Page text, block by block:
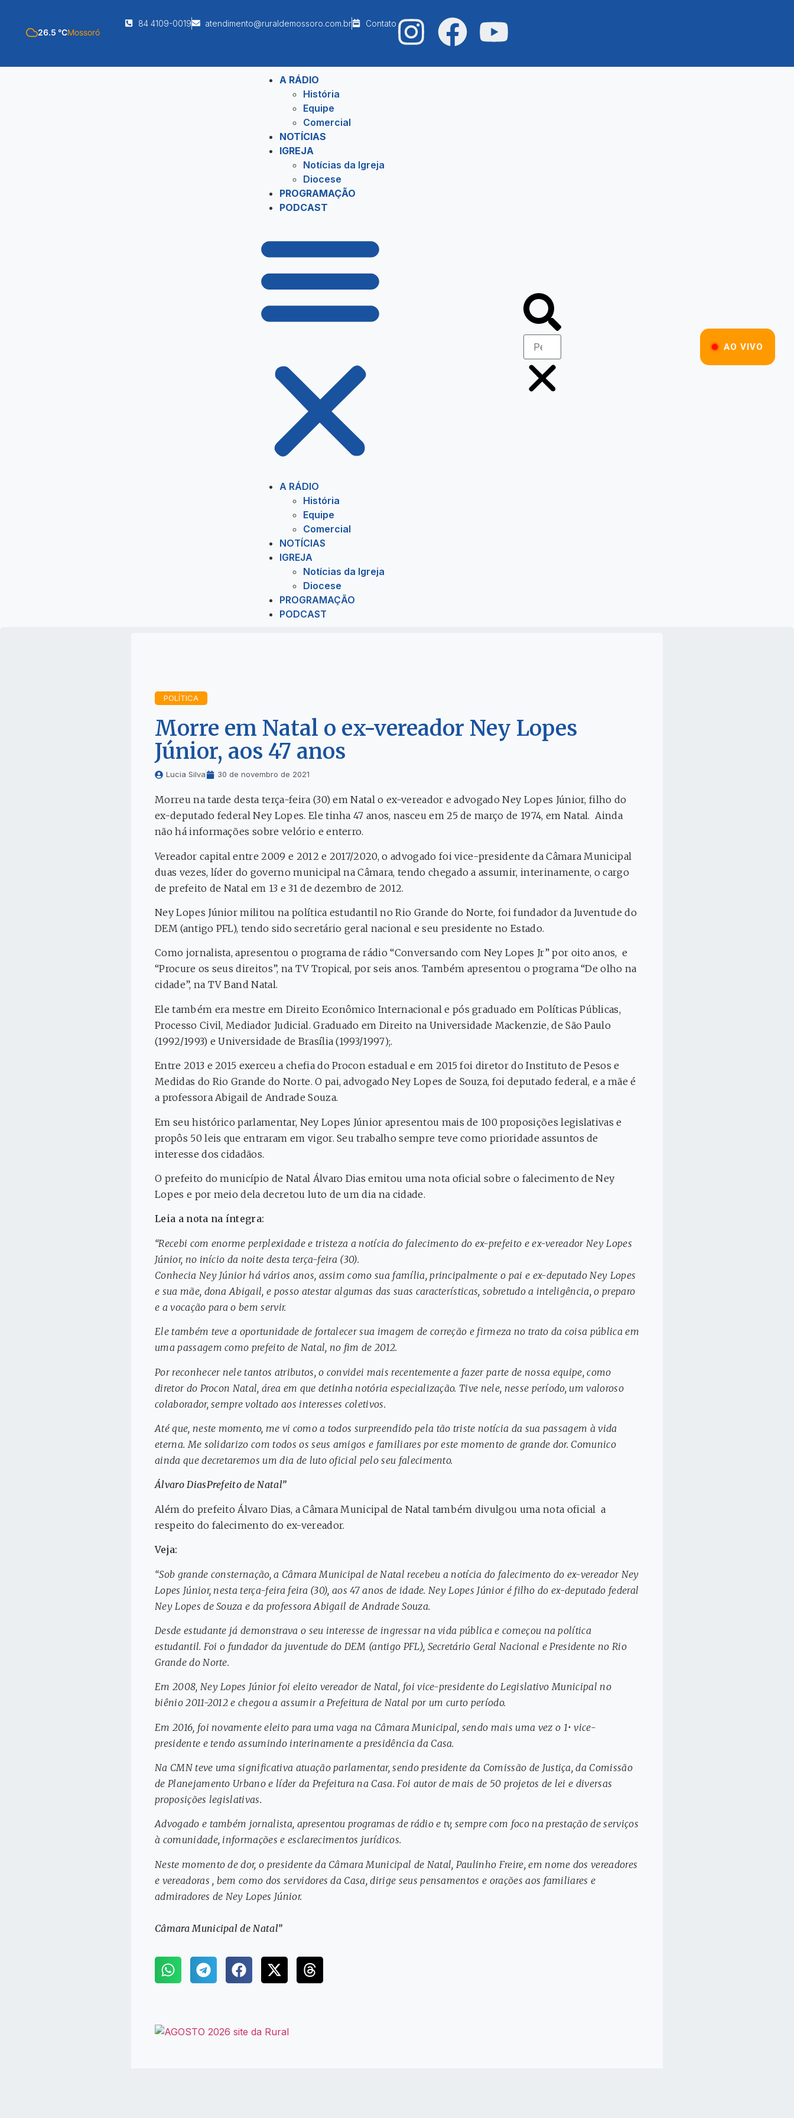
26.5 °CMossoró
84 4109-0019 atendimento@ruraldemossoro.com.br Contato
A RÁDIO
História
Equipe
Comercial
NOTÍCIAS
IGREJA
Notícias da Igreja
Diocese
PROGRAMAÇÃO
PODCAST
A RÁDIO
História
Equipe
Comercial
NOTÍCIAS
IGREJA
Notícias da Igreja
Diocese
PROGRAMAÇÃO
PODCAST
AO VIVO
POLÍTICA
Morre em Natal o ex-vereador Ney Lopes
Júnior, aos 47 anos
Lucia Silva 30 de novembro de 2021
Morreu na tarde desta terça-feira (30) em Natal o ex-vereador e advogado Ney Lopes Júnior, filho do
ex-deputado federal Ney Lopes. Ele tinha 47 anos, nasceu em 25 de março de 1974, em Natal. Ainda
não há informações sobre velório e enterro.
Vereador capital entre 2009 e 2012 e 2017/2020, o advogado foi vice-presidente da Câmara Municipal
duas vezes, líder do governo municipal na Câmara, tendo chegado a assumir, interinamente, o cargo
de prefeito de Natal em 13 e 31 de dezembro de 2012.
Ney Lopes Júnior militou na política estudantil no Rio Grande do Norte, foi fundador da Juventude do
DEM (antigo PFL), tendo sido secretário geral nacional e seu presidente no Estado.
Como jornalista, apresentou o programa de rádio “Conversando com Ney Lopes Jr” por oito anos, e
“Procure os seus direitos”, na TV Tropical, por seis anos. Também apresentou o programa “De olho na
cidade”, na TV Band Natal.
Ele também era mestre em Direito Econômico Internacional e pós graduado em Políticas Públicas,
Processo Civil, Mediador Judicial. Graduado em Direito na Universidade Mackenzie, de São Paulo
(1992/1993) e Universidade de Brasília (1993/1997);.
Entre 2013 e 2015 exerceu a chefia do Procon estadual e em 2015 foi diretor do Instituto de Pesos e
Medidas do Rio Grande do Norte. O pai, advogado Ney Lopes de Souza, foi deputado federal, e a mãe é
a professora Abigail de Andrade Souza.
Em seu histórico parlamentar, Ney Lopes Júnior apresentou mais de 100 proposições legislativas e
propôs 50 leis que entraram em vigor. Seu trabalho sempre teve como prioridade assuntos de
interesse dos cidadãos.
O prefeito do município de Natal Álvaro Dias emitou uma nota oficial sobre o falecimento de Ney
Lopes e por meio dela decretou luto de um dia na cidade.
Leia a nota na íntegra:
“Recebi com enorme perplexidade e tristeza a notícia do falecimento do ex-prefeito e ex-vereador Ney Lopes
Júnior, no início da noite desta terça-feira (30).
Conhecia Ney Júnior há vários anos, assim como sua família, principalmente o pai e ex-deputado Ney Lopes
e sua mãe, dona Abigail, e posso atestar algumas das suas características, sobretudo a inteligência, o preparo
e a vocação para o bem servir.
Ele também teve a oportunidade de fortalecer sua imagem de correção e firmeza no trato da coisa pública em
uma passagem como prefeito de Natal, no fim de 2012.
Por reconhecer nele tantos atributos, o convidei mais recentemente a fazer parte de nossa equipe, como
diretor do Procon Natal, área em que detinha notória especialização. Tive nele, nesse período, um valoroso
colaborador, sempre voltado aos interesses coletivos.
Até que, neste momento, me vi como a todos surpreendido pela tão triste notícia da sua passagem à vida
eterna. Me solidarizo com todos os seus amigos e familiares por este momento de grande dor. Comunico
ainda que decretaremos um dia de luto oficial pelo seu falecimento.
Álvaro DiasPrefeito de Natal”
Além do prefeito Álvaro Dias, a Câmara Municipal de Natal também divulgou uma nota oficial a
respeito do falecimento do ex-vereador.
Veja:
“Sob grande consternação, a Câmara Municipal de Natal recebeu a notícia do falecimento do ex-vereador Ney
Lopes Júnior, nesta terça-feira feira (30), aos 47 anos de idade. Ney Lopes Júnior é filho do ex-deputado federal
Ney Lopes de Souza e da professora Abigail de Andrade Souza.
Desde estudante já demonstrava o seu interesse de ingressar na vida pública e começou na política
estudantil. Foi o fundador da juventude do DEM (antigo PFL), Secretário Geral Nacional e Presidente no Rio
Grande do Norte.
Em 2008, Ney Lopes Júnior foi eleito vereador de Natal, foi vice-presidente do Legislativo Municipal no
biênio 2011-2012 e chegou a assumir a Prefeitura de Natal por um curto período.
Em 2016, foi novamente eleito para uma vaga na Câmara Municipal, sendo mais uma vez o 1• vice-
presidente e tendo assumindo interinamente a presidência da Casa.
Na CMN teve uma significativa atuação parlamentar, sendo presidente da Comissão de Justiça, da Comissão
de Planejamento Urbano e líder da Prefeitura na Casa. Foi autor de mais de 50 projetos de lei e diversas
proposições legislativas.
Advogado e também jornalista, apresentou programas de rádio e tv, sempre com foco na prestação de serviços
à comunidade, informações e esclarecimentos jurídicos.
Neste momento de dor, o presidente da Câmara Municipal de Natal, Paulinho Freire, em nome dos vereadores
e vereadoras , bem como dos servidores da Casa, dirige seus pensamentos e orações aos familiares e
admiradores de Ney Lopes Júnior.
Câmara Municipal de Natal”